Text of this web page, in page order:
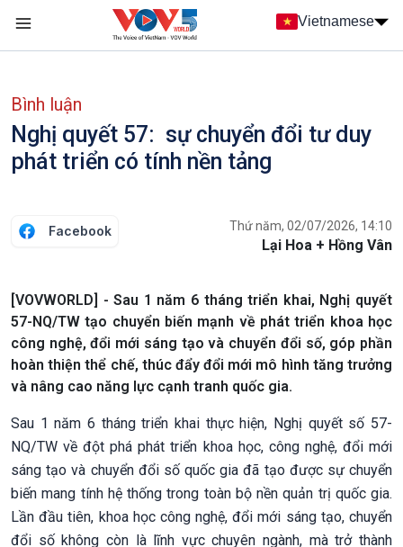
Nhảy đến nội dung
Vietnamese
Bình luận
Nghị quyết 57: sự chuyển đổi tư duy
phát triển có tính nền tảng
Facebook Thứ năm, 02/07/2026, 14:10
Lại Hoa + Hồng Vân
[VOVWORLD] - Sau 1 năm 6 tháng triển khai, Nghị quyết
57-NQ/TW tạo chuyển biến mạnh về phát triển khoa học
công nghệ, đổi mới sáng tạo và chuyển đổi số, góp phần
hoàn thiện thể chế, thúc đẩy đổi mới mô hình tăng trưởng
và nâng cao năng lực cạnh tranh quốc gia.
Sau 1 năm 6 tháng triển khai thực hiện, Nghị quyết số 57-
NQ/TW về đột phá phát triển khoa học, công nghệ, đổi mới
sáng tạo và chuyển đổi số quốc gia đã tạo được sự chuyển
biến mang tính hệ thống trong toàn bộ nền quản trị quốc gia.
Lần đầu tiên, khoa học công nghệ, đổi mới sáng tạo, chuyển
đổi số không còn là lĩnh vực chuyên ngành, mà trở thành